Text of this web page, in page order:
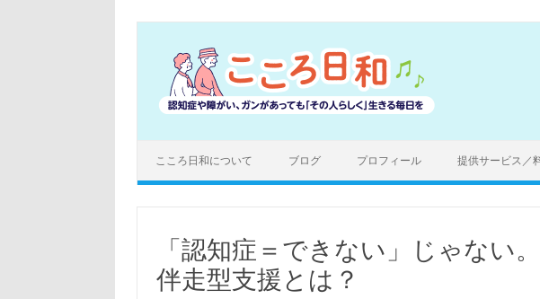
プ
こころ日和について ブログ プロフィール 提供サービス／
「認知症＝できない」じゃない
伴走型支援とは？